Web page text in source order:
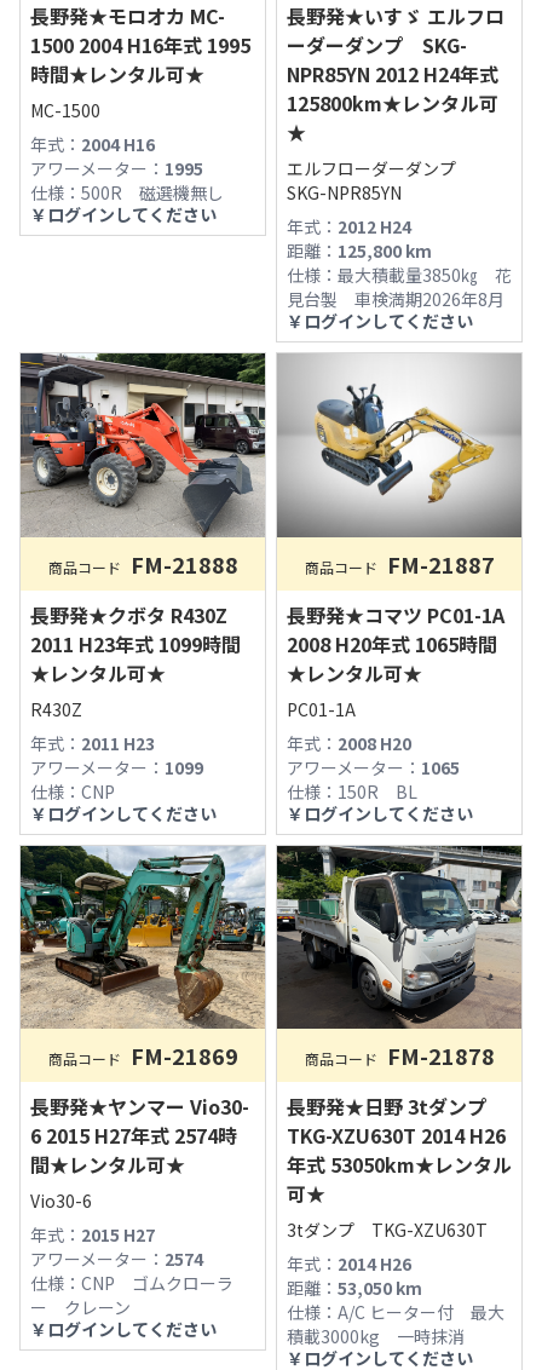
長野発★モロオカ MC-
1500 2004 H16年式 1995
時間★レンタル可★
MC-1500
年式： 2004 H16
アワーメーター： 1995
仕様： 500R 磁選機無し
￥ ログインしてください
長野発★いすゞ エルフロ
ーダーダンプ SKG-
NPR85YN 2012 H24年式
125800km★レンタル可
★
エルフローダーダンプ
SKG-NPR85YN
年式： 2012 H24
距離： 125,800 km
仕様： 最大積載量3850㎏ 花
見台製 車検満期2026年8月
￥ ログインしてください
商品コード FM-21888
長野発★クボタ R430Z
2011 H23年式 1099時間
★レンタル可★
R430Z
年式： 2011 H23
アワーメーター： 1099
仕様： CNP
￥ ログインしてください
商品コード FM-21887
長野発★コマツ PC01-1A
2008 H20年式 1065時間
★レンタル可★
PC01-1A
年式： 2008 H20
アワーメーター： 1065
仕様： 150R BL
￥ ログインしてください
商品コード FM-21869
長野発★ヤンマー Vio30-
6 2015 H27年式 2574時
間★レンタル可★
Vio30-6
年式： 2015 H27
アワーメーター： 2574
仕様： CNP ゴムクローラ
ー クレーン
￥ ログインしてください
商品コード FM-21878
長野発★日野 3tダンプ
TKG-XZU630T 2014 H26
年式 53050km★レンタル
可★
3tダンプ TKG-XZU630T
年式： 2014 H26
距離： 53,050 km
仕様： A/C ヒーター付 最大
積載3000kg 一時抹消
￥ ログインしてください